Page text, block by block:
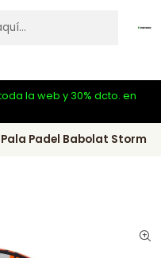
la web y 30% dcto. en
Pala Padel Babolat Storm